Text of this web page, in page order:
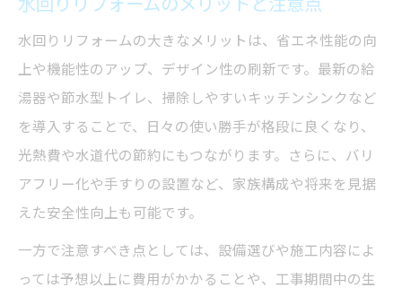
水回りリフォームで冬の故障リスクを減ら
す
給湯器トラブルを防ぐための予防策とは
冬の水回り点検で快適な暮らしを守る方法
リフォーム岐阜市で冬季対策を強化するコ
ツ
水回り設備の保温・断熱リフォームの重要
性
補助金を活用したリフォーム費用削減術
水回りリフォームの大きなメリットは、省エネ性能の向
上や機能性のアップ、デザイン性の刷新です。最新の給
湯器や節水型トイレ、掃除しやすいキッチンシンクなど
を導入することで、日々の使い勝手が格段に良くなり、
光熱費や水道代の節約にもつながります。さらに、バリ
アフリー化や手すりの設置など、家族構成や将来を見据
えた安全性向上も可能です。
一方で注意すべき点としては、設備選びや施工内容によ
っては予想以上に費用がかかることや、工事期間中の生